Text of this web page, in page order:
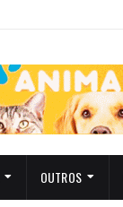
OUTROS